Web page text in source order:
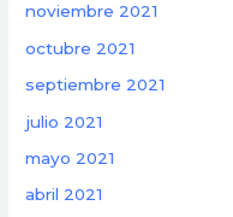
noviembre 2021
octubre 2021
septiembre 2021
julio 2021
mayo 2021
abril 2021